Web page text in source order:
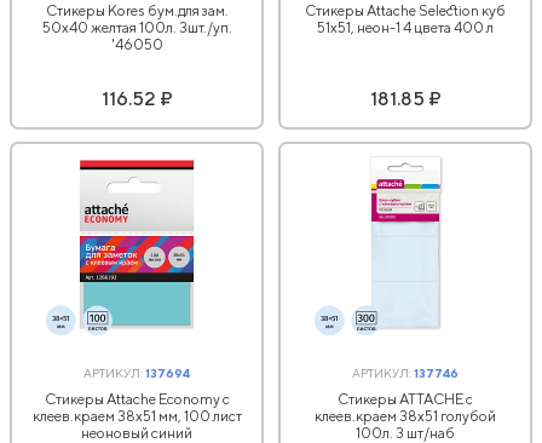
Стикеры Kores бум.для зам.
50х40 желтая 100л. 3шт./уп.
'46050
116.52 ₽
Стикеры Attache Selection куб
51х51, неон-1 4 цвета 400 л
181.85 ₽
АРТИКУЛ:137694
Стикеры Attache Economy с
клеев.краем 38x51 мм, 100 лист
неоновый синий
АРТИКУЛ:137746
Стикеры ATTACHE с
клеев.краем 38х51 голубой
100л. 3 шт/наб